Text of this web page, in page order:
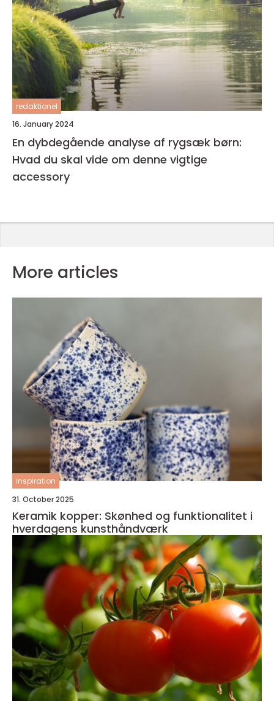
redaktionel
16. January 2024
En dybdegående analyse af rygsæk børn:
Hvad du skal vide om denne vigtige
accessory
More articles
inspiration
31. October 2025
Keramik kopper: Skønhed og funktionalitet i
hverdagens kunsthåndværk